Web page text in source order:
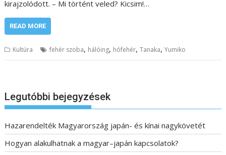
kirajzolódott. – Mi történt veled? Kicsim!…
READ MORE
Kultúra fehér szoba, hálóing, hófehér,Tanaka,Yumiko
Legutóbbi bejegyzések
Hazarendelték Magyarország japán- és kínai nagykövetét
Hogyan alakulhatnak a magyar–japán kapcsolatok?